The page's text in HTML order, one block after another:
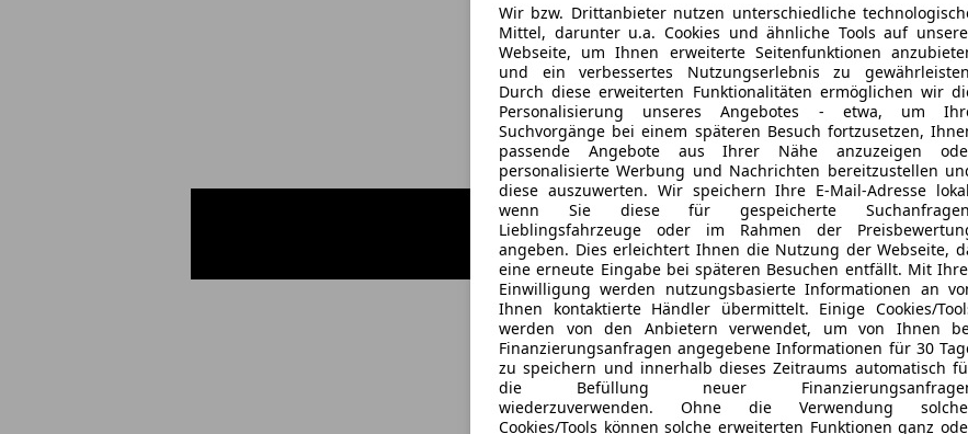
Wir bzw. Drittanbieter nutzen unterschiedliche
Mittel, darunter u.a. Cookies und ähnliche Tools auf
Webseite, um Ihnen erweiterte Seitenfunktionen
und ein verbessertes Nutzungserlebnis zu
Durch diese erweiterten Funktionalitäten ermöglichen wir
Personalisierung unseres Angebotes - etwa, um
Suchvorgänge bei einem späteren Besuch fortzusetzen,
passende Angebote aus Ihrer Nähe anzuzeigen
personalisierte Werbung und Nachrichten bereitzustellen
diese auszuwerten. Wir speichern Ihre E-Mail-Adresse
wenn Sie diese für gespeicherte
Lieblingsfahrzeuge oder im Rahmen der
angeben. Dies erleichtert Ihnen die Nutzung der Webseite,
eine erneute Eingabe bei späteren Besuchen entfällt. Mit
Einwilligung werden nutzungsbasierte Informationen an
Ihnen kontaktierte Händler übermittelt. Einige Cookies/
werden von den Anbietern verwendet, um von Ihnen
Finanzierungsanfragen angegebene Informationen für 30
zu speichern und innerhalb dieses Zeitraums automatisch
die Befüllung neuer
wiederzuverwenden. Ohne die Verwendung
Cookies/Tools können solche erweiterten Funktionen ganz